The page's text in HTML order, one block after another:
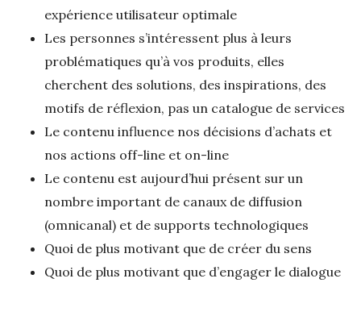
expérience utilisateur optimale
Les personnes s’intéressent plus à leurs
problématiques qu’à vos produits, elles
cherchent des solutions, des inspirations, des
motifs de réflexion, pas un catalogue de services
Le contenu influence nos décisions d’achats et
nos actions off-line et on-line
Le contenu est aujourd’hui présent sur un
nombre important de canaux de diffusion
(omnicanal) et de supports technologiques
Quoi de plus motivant que de créer du sens
Quoi de plus motivant que d’engager le dialogue